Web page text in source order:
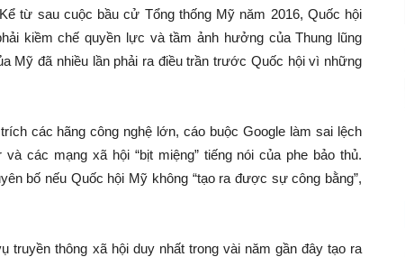
từ sau cuộc bầu cử Tổng thống Mỹ năm 2016, Quốc hội
kiềm chế quyền lực và tầm ảnh hưởng của Thung lũng
Mỹ đã nhiều lần phải ra điều trần trước Quốc hội vì những
các hãng công nghệ lớn, cáo buộc Google làm sai lệch
các mạng xã hội “bịt miệng” tiếng nói của phe bảo thủ.
bố nếu Quốc hội Mỹ không “tạo ra được sự công bằng”,
truyền thông xã hội duy nhất trong vài năm gần đây tạo ra